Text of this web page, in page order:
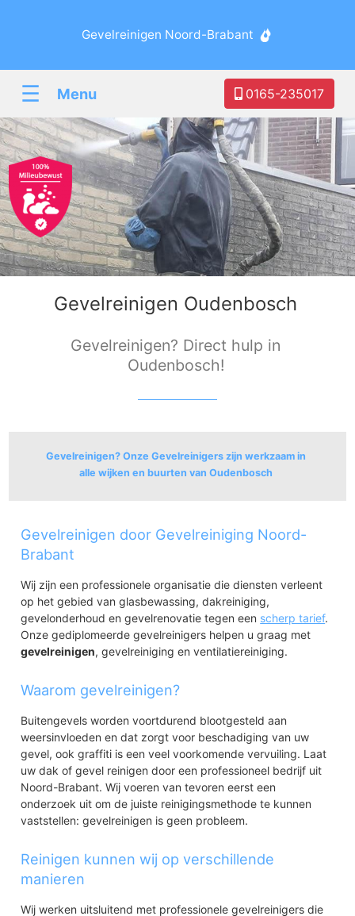
Gevelreinigen Noord-Brabant
☰ Menu 0165-235017
Gevelreinigen Oudenbosch
Gevelreinigen? Direct hulp in
Oudenbosch!
Gevelreinigen? Onze Gevelreinigers zijn werkzaam in
alle wijken en buurten van Oudenbosch
Oudenbosch-Centrum
Pagnevaart
Spui
Albano
Gevelreinigen door Gevelreiniging Noord-
Brabant
Wij zijn een professionele organisatie die diensten verleent
op het gebied van glasbewassing, dakreiniging,
gevelonderhoud en gevelrenovatie tegen een scherp tarief.
Onze gediplomeerde gevelreinigers helpen u graag met
gevelreinigen, gevelreiniging en ventilatiereiniging.
Waarom gevelreinigen?
Buitengevels worden voortdurend blootgesteld aan
weersinvloeden en dat zorgt voor beschadiging van uw
gevel, ook graffiti is een veel voorkomende vervuiling. Laat
uw dak of gevel reinigen door een professioneel bedrijf uit
Noord-Brabant. Wij voeren van tevoren eerst een
onderzoek uit om de juiste reinigingsmethode te kunnen
vaststellen: gevelreinigen is geen probleem.
Reinigen kunnen wij op verschillende
manieren
Wij werken uitsluitend met professionele gevelreinigers die